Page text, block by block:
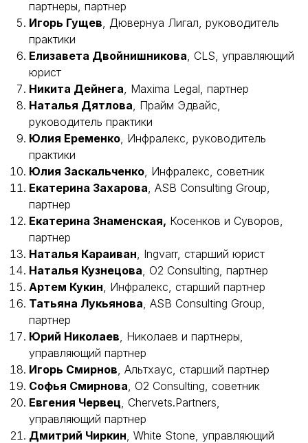
партнеры, партнер
Игорь Гущев , Дювернуа Лигал, руководитель
практики
Елизавета Двойнишникова , CLS, управляющий
юрист
Никита Дейнега , Maxima Legal, партнер
Наталья Дятлова , Прайм Эдвайс,
руководитель практики
Юлия Еременко , Инфралекс, руководитель
практики
Юлия Заскальченко , Инфралекс, советник
Екатерина Захарова , ASB Consulting Group,
партнер
Екатерина Знаменская, Косенков и Суворов,
партнер
Наталья Караиван , Ingvarr, старший юрист
Наталья Кузнецова , O2 Consulting, партнер
Артем Кукин , Инфралекс, старший партнер
Татьяна Лукьянова , ASB Consulting Group,
партнер
Юрий Николаев , Николаев и партнеры,
управляющий партнер
Игорь Смирнов , Альтхаус, старший партнер
Софья Смирнова , O2 Consulting, советник
Евгения Червец , Chervets.Partners,
управляющий партнер
Дмитрий Чиркин , White Stone, управляющий